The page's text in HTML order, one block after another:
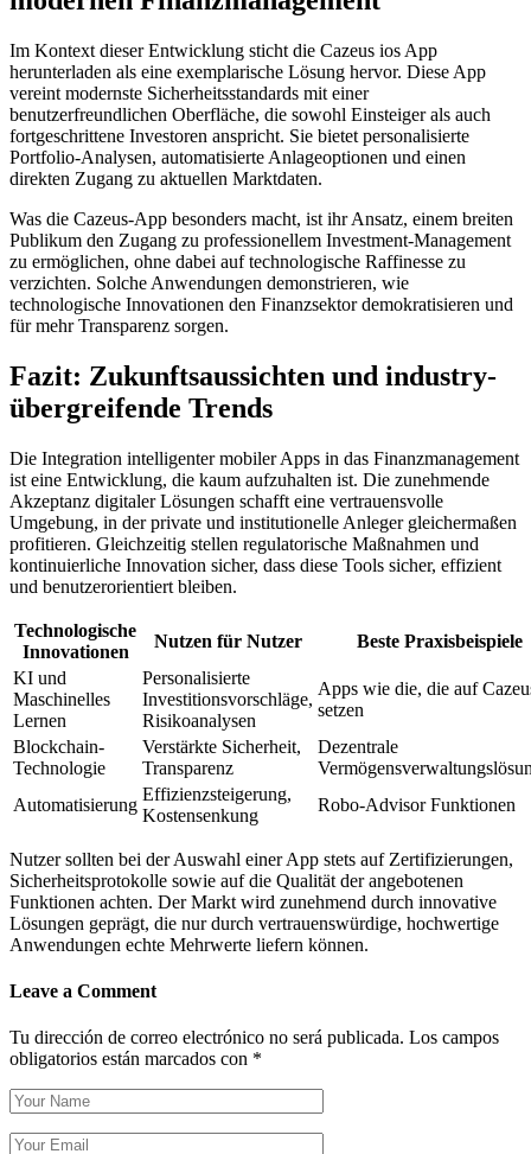
Im Kontext dieser Entwicklung sticht die Cazeus ios App
herunterladen als eine exemplarische Lösung hervor. Diese App
vereint modernste Sicherheitsstandards mit einer
benutzerfreundlichen Oberfläche, die sowohl Einsteiger als auch
fortgeschrittene Investoren anspricht. Sie bietet personalisierte
Portfolio-Analysen, automatisierte Anlageoptionen und einen
direkten Zugang zu aktuellen Marktdaten.
Was die Cazeus-App besonders macht, ist ihr Ansatz, einem breiten
Publikum den Zugang zu professionellem Investment-Management
zu ermöglichen, ohne dabei auf technologische Raffinesse zu
verzichten. Solche Anwendungen demonstrieren, wie
technologische Innovationen den Finanzsektor demokratisieren und
für mehr Transparenz sorgen.
Fazit: Zukunftsaussichten und industry-
übergreifende Trends
Die Integration intelligenter mobiler Apps in das Finanzmanagement
ist eine Entwicklung, die kaum aufzuhalten ist. Die zunehmende
Akzeptanz digitaler Lösungen schafft eine vertrauensvolle
Umgebung, in der private und institutionelle Anleger gleichermaßen
profitieren. Gleichzeitig stellen regulatorische Maßnahmen und
kontinuierliche Innovation sicher, dass diese Tools sicher, effizient
und benutzerorientiert bleiben.
Technologische
Innovationen
Nutzen für Nutzer
Beste Praxisbeispiele
KI und
Maschinelles
Lernen
Personalisierte
Investitionsvorschläge,
Risikoanalysen
Apps wie die, die auf
setzen
Blockchain-
Technologie
Verstärkte Sicherheit,
Transparenz
Dezentrale
Automatisierung
Effizienzsteigerung,
Kostensenkung
Robo-Advisor Funktionen
Nutzer sollten bei der Auswahl einer App stets auf Zertifizierungen,
Sicherheitsprotokolle sowie auf die Qualität der angebotenen
Funktionen achten. Der Markt wird zunehmend durch innovative
Lösungen geprägt, die nur durch vertrauenswürdige, hochwertige
Anwendungen echte Mehrwerte liefern können.
Leave a Comment
Tu dirección de correo electrónico no será publicada. Los campos
obligatorios están marcados con *